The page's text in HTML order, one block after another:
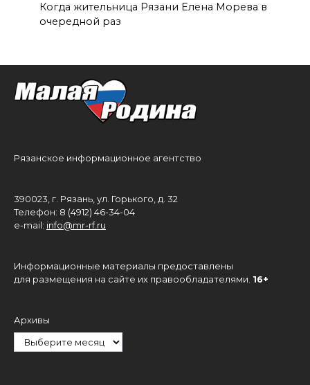
Когда жительница Рязани Елена Морева в
очередной раз
Рязанское информационное агентство
390023, г. Рязань, ул. Горького, д. 32
Телефон: 8 (4912) 46-34-04
e-mail: info@mr-rf.ru
Информационные материалы предоставлены
для размещения на сайте их правообладателями. 16+
Архивы